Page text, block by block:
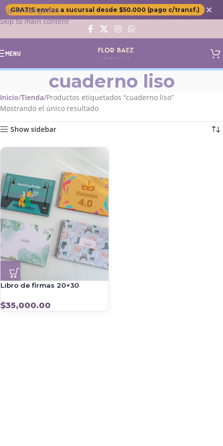
Skip to navigation
Skip to main content
GRATIS envíos a sucursal desde $50.000 (pago c/transf.) ✕
MENU
cuaderno liso
Inicio Tienda Productos etiquetados “cuaderno liso”
Mostrando el único resultado
Show sidebar
Libro de firmas 20×30
$35,000.00